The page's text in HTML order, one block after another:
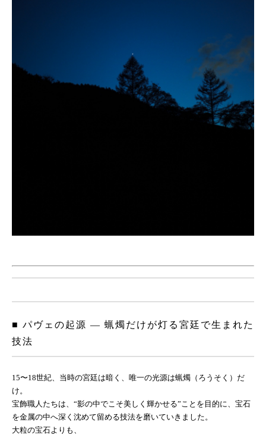
■ パヴェの起源 ― 蝋燭だけが灯る宮廷で生まれた
技法
15〜18世紀、当時の宮廷は暗く、唯一の光源は蝋燭（ろうそく）だ
け。
宝飾職人たちは、“影の中でこそ美しく輝かせる”ことを目的に、宝石
を金属の中へ深く沈めて留める技法を磨いていきました。
大粒の宝石よりも、